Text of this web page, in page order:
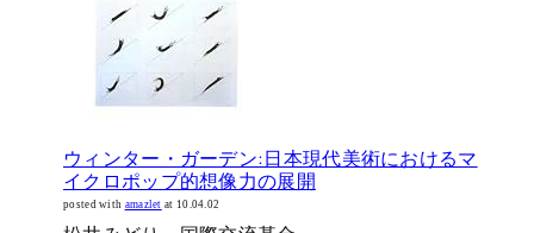
ウィンター・ガーデン:日本現代美術におけるマ
イクロポップ的想像力の展開
posted with amazlet at 10.04.02